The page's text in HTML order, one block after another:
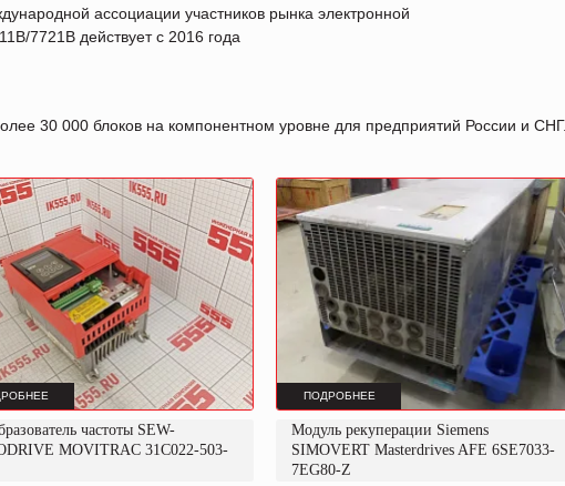
ассоциации участников рынка электронной
7721B действует с 2016 года
30 000 блоков на компонентном уровне для предприятий России и
частоты SEW-
MOVITRAC 31C022-503-
ПОДРОБНЕЕ
Модуль рекуперации Siemens
SIMOVERT Masterdrives AFE 6SE7033-
7EG80-Z